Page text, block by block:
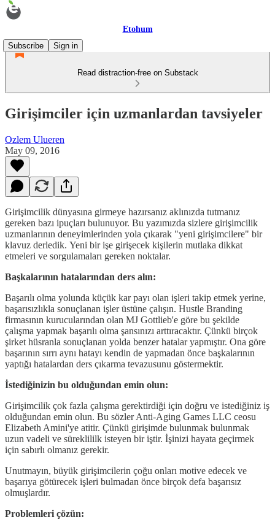
Etohum
Subscribe
Sign in
Read distraction-free on Substack
Girişimciler için uzmanlardan tavsiyeler
Ozlem Ulueren
May 09, 2016
Girişimcilik dünyasına girmeye hazırsanız aklınızda tutmanız
gereken bazı ipuçları bulunuyor. Bu yazımızda sizlere girişimcilik
uzmanlarının deneyimlerinden yola çıkarak "yeni girişimcilere" bir
klavuz derledik. Yeni bir işe girişecek kişilerin mutlaka dikkat
etmeleri ve sorgulamaları gereken noktalar.
Başkalarının hatalarından ders alın:
Başarılı olma yolunda küçük kar payı olan işleri takip etmek yerine,
başarısızlıkla sonuçlanan işler üstüne çalışın. Hustle Branding
firmasının kurucularından olan MJ Gottlieb'e göre bu şekilde
çalışma yapmak başarılı olma şansınızı arttıracaktır. Çünkü birçok
şirket hüsranla sonuçlanan yolda benzer hatalar yapmıştır. Ona göre
başarının sırrı aynı hatayı kendin de yapmadan önce başkalarının
yaptığı hatalardan ders çıkarma tevazusunu göstermektir.
İstediğinizin bu olduğundan emin olun:
Girişimcilik çok fazla çalışma gerektirdiği için doğru ve istediğiniz iş
olduğundan emin olun. Bu sözler Anti-Aging Games LLC ceosu
Elizabeth Amini'ye atitir. Çünkü girişimde bulunmak bulunmak
uzun vadeli ve süreklililk isteyen bir iştir. İşinizi hayata geçirmek
için sabırlı olmanız gerekir.
Unutmayın, büyük girişimcilerin çoğu onları motive edecek ve
başarıya götürecek işleri bulmadan önce birçok defa başarısız
olmuşlardır.
Problemleri çözün: